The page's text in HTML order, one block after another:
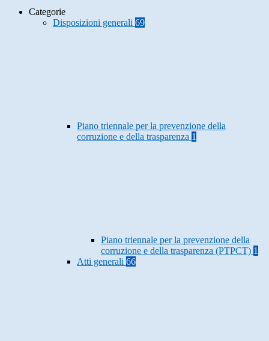
Categorie
Disposizioni generali 69
Piano triennale per la prevenzione della
corruzione e della trasparenza 1
Piano triennale per la prevenzione della
corruzione e della trasparenza (PTPCT) 1
Atti generali 66